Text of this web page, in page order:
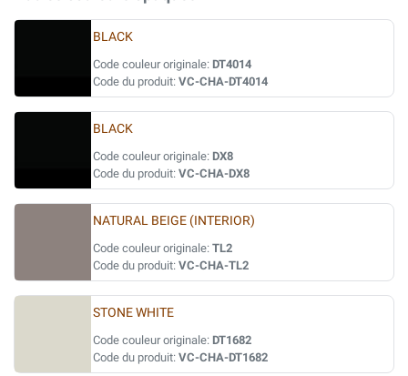
BLACK
Code couleur originale: DT4014
Code du produit: VC-CHA-DT4014
BLACK
Code couleur originale: DX8
Code du produit: VC-CHA-DX8
NATURAL BEIGE (INTERIOR)
Code couleur originale: TL2
Code du produit: VC-CHA-TL2
STONE WHITE
Code couleur originale: DT1682
Code du produit: VC-CHA-DT1682